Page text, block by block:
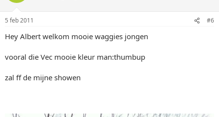
5 feb 2011 #6
Hey Albert welkom mooie waggies jongen
vooral die Vec mooie kleur man:thumbup
zal ff de mijne showen